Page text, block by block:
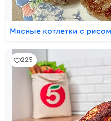
Мясные котлетки с рисом
225